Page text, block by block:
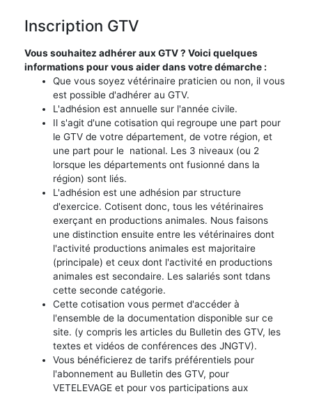
Inscription GTV
Vous souhaitez adhérer aux GTV ? Voici quelques
informations pour vous aider dans votre démarche :
Que vous soyez vétérinaire praticien ou non, il vous
est possible d'adhérer au GTV.
L'adhésion est annuelle sur l'année civile.
Il s'agit d'une cotisation qui regroupe une part pour
le GTV de votre département, de votre région, et
une part pour le national. Les 3 niveaux (ou 2
lorsque les départements ont fusionné dans la
région) sont liés.
L'adhésion est une adhésion par structure
d'exercice. Cotisent donc, tous les vétérinaires
exerçant en productions animales. Nous faisons
une distinction ensuite entre les vétérinaires dont
l'activité productions animales est majoritaire
(principale) et ceux dont l'activité en productions
animales est secondaire. Les salariés sont tdans
cette seconde catégorie.
Cette cotisation vous permet d'accéder à
l'ensemble de la documentation disponible sur ce
site. (y compris les articles du Bulletin des GTV, les
textes et vidéos de conférences des JNGTV).
Vous bénéficierez de tarifs préférentiels pour
l'abonnement au Bulletin des GTV, pour
VETELEVAGE et pour vos participations aux